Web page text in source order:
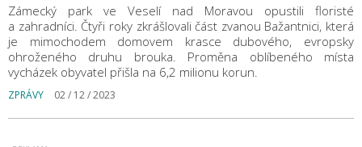
Zámecký park ve Veselí nad Moravou opustili floristé
a zahradníci. Čtyři roky zkrášlovali část zvanou Bažantnici, která
je mimochodem domovem krasce dubového, evropsky
ohroženého druhu brouka. Proměna oblíbeného místa
vycházek obyvatel přišla na 6,2 milionu korun.
ZPRÁVY 02 / 12 / 2023